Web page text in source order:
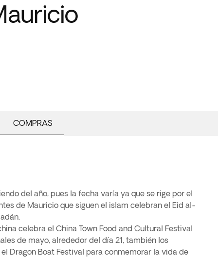
COMPRAS
del año, pues la fecha varía ya que se rige por el
de Mauricio que siguen el islam celebran el Eid al-
celebra el China Town Food and Cultural Festival
de mayo, alrededor del día 21, también los
Dragon Boat Festival para conmemorar la vida de